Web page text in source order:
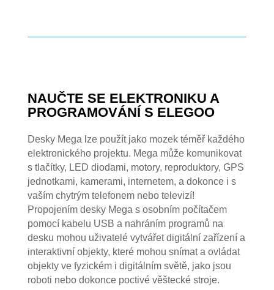
NAUČTE SE ELEKTRONIKU A
PROGRAMOVÁNÍ S ELEGOO
Desky Mega lze použít jako mozek téměř každého
elektronického projektu. Mega může komunikovat
s tlačítky, LED diodami, motory, reproduktory, GPS
jednotkami, kamerami, internetem, a dokonce i s
vaším chytrým telefonem nebo televizí!
Propojením desky Mega s osobním počítačem
pomocí kabelu USB a nahráním programů na
desku mohou uživatelé vytvářet digitální zařízení a
interaktivní objekty, které mohou snímat a ovládat
objekty ve fyzickém i digitálním světě, jako jsou
roboti nebo dokonce poctivé věštecké stroje.